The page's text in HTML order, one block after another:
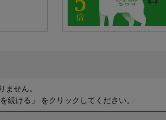
ません。
続ける」 をクリックしてください。